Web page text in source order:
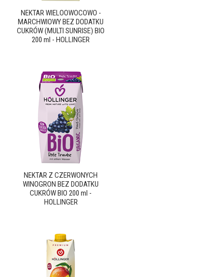
NEKTAR WIELOOWOCOWO -
MARCHWIOWY BEZ DODATKU
CUKRÓW (MULTI SUNRISE) BIO
200 ml - HOLLINGER
NEKTAR Z CZERWONYCH
WINOGRON BEZ DODATKU
CUKRÓW BIO 200 ml -
HOLLINGER